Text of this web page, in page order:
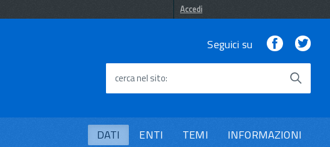
Accedi
Seguici su Facebook
cerca nel sito
DATI ENTI TEMI INFORMAZIONI